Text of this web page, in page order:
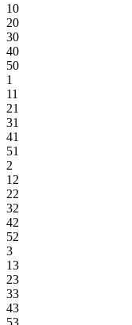
10
20
30
40
50
1
11
21
31
41
51
2
12
22
32
42
52
3
13
23
33
43
53